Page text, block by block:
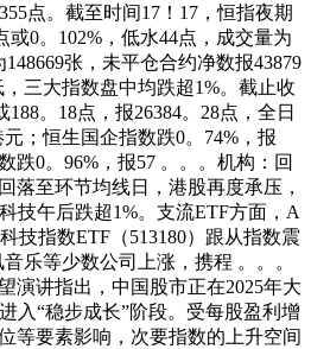
点。截至时间17！17，恒指夜期
或0。102%，低水44点，成交量为
张，未平仓合约净数报43879
三大指数盘中均跌超1%。截止收
。18点，报26384。28点，全日
；恒生国企指数跌0。74%，报
跌0。96%，报57 。。。机构：回
落至环节均线日，港股再度承压，
技午后跌超1%。支流ETF方面，A
技指数ETF（513180）跟从指数震
乐等少数公司上涨，携程 。。。
演讲指出，中国股市正在2025年大
入“稳步成长”阶段。受每股盈利增
等要素影响，次要指数的上升空间